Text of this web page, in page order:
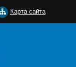
Карта сайта